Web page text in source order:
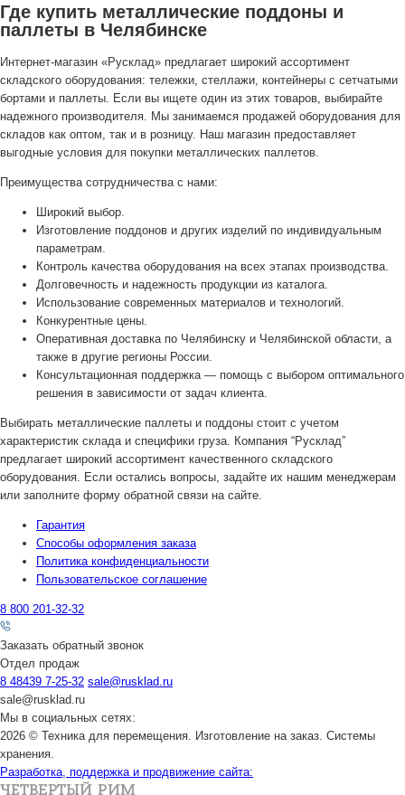
Где купить металлические поддоны и
паллеты в Челябинске
Интернет-магазин «Русклад» предлагает широкий ассортимент
складского оборудования: тележки, стеллажи, контейнеры с сетчатыми
бортами и паллеты. Если вы ищете один из этих товаров, выбирайте
надежного производителя. Мы занимаемся продажей оборудования для
складов как оптом, так и в розницу. Наш магазин предоставляет
выгодные условия для покупки металлических паллетов.
Преимущества сотрудничества с нами:
Широкий выбор.
Изготовление поддонов и других изделий по индивидуальным
параметрам.
Контроль качества оборудования на всех этапах производства.
Долговечность и надежность продукции из каталога.
Использование современных материалов и технологий.
Конкурентные цены.
Оперативная доставка по Челябинску и Челябинской области, а
также в другие регионы России.
Консультационная поддержка — помощь с выбором оптимального
решения в зависимости от задач клиента.
Выбирать металлические паллеты и поддоны стоит с учетом
характеристик склада и специфики груза. Компания “Русклад”
предлагает широкий ассортимент качественного складского
оборудования. Если остались вопросы, задайте их нашим менеджерам
или заполните форму обратной связи на сайте.
Гарантия
Способы оформления заказа
Политика конфиденциальности
Пользовательское соглашение
8 800 201-32-32
Заказать обратный звонок
Отдел продаж
8 48439 7-25-32 sale@rusklad.ru
sale@rusklad.ru
Мы в социальных сетях:
2026 © Техника для перемещения. Изготовление на заказ. Системы
хранения.
Разработка, поддержка и продвижение сайта: